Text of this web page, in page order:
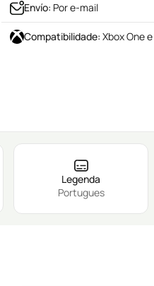
Envío: Por e-mail
Compatibilidade: Xbox One
Legenda
Portugues